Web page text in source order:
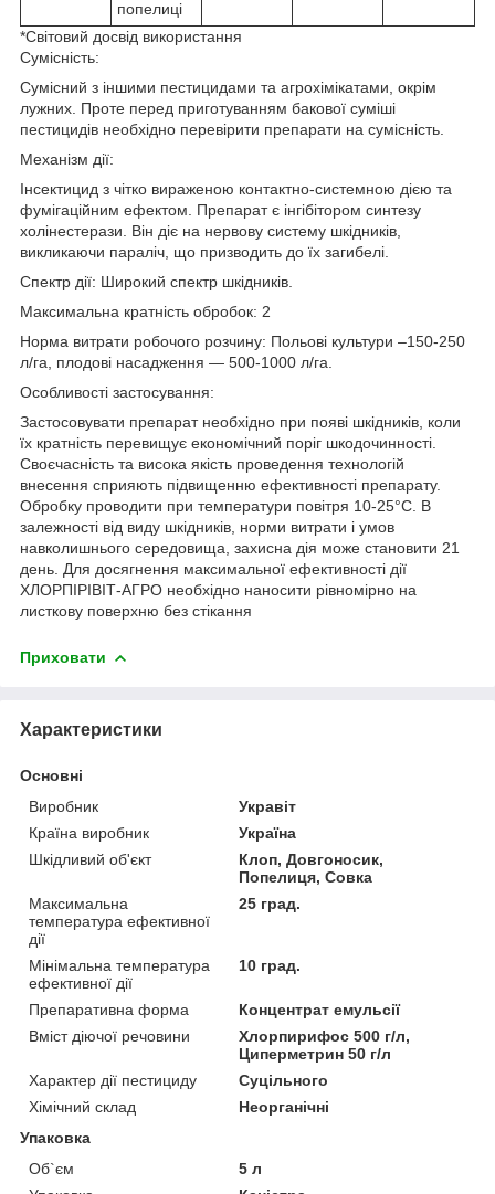
попелиці
*Світовий досвід використання
Сумісність:
Сумісний з іншими пестицидами та агрохімікатами, окрім
лужних. Проте перед приготуванням бакової суміші
пестицидів необхідно перевірити препарати на сумісність.
Механізм дії:
Інсектицид з чітко вираженою контактно-системною дією та
фумігаційним ефектом. Препарат є інгібітором синтезу
холінестерази. Він діє на нервову систему шкідників,
викликаючи параліч, що призводить до їх загибелі.
Спектр дії: Широкий спектр шкідників.
Максимальна кратність обробок: 2
Норма витрати робочого розчину: Польові культури –150-250
л/га, плодові насадження — 500-1000 л/га.
Особливості застосування:
Застосовувати препарат необхідно при появі шкідників, коли
їх кратність перевищує економічний поріг шкодочинності.
Своєчасність та висока якість проведення технологій
внесення сприяють підвищенню ефективності препарату.
Обробку проводити при температури повітря 10-25°С. В
залежності від виду шкідників, норми витрати і умов
навколишнього середовища, захисна дія може становити 21
день. Для досягнення максимальної ефективності дії
ХЛОРПІРІВІТ-АГРО необхідно наносити рівномірно на
листкову поверхню без стікання
Приховати
Характеристики
Основні
Виробник
Укравіт
Країна виробник
Україна
Шкідливий об'єкт
Клоп, Довгоносик,
Попелиця, Совка
Максимальна
температура ефективної
дії
25 град.
Мінімальна температура
ефективної дії
10 град.
Препаративна форма
Концентрат емульсії
Вміст діючої речовини
Хлорпирифос 500 г/л,
Циперметрин 50 г/л
Характер дії пестициду
Суцільного
Хімічний склад
Неорганічні
Упаковка
Об`єм
5 л